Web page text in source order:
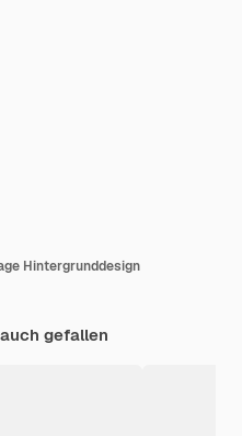
Hintergrunddesign
gefallen